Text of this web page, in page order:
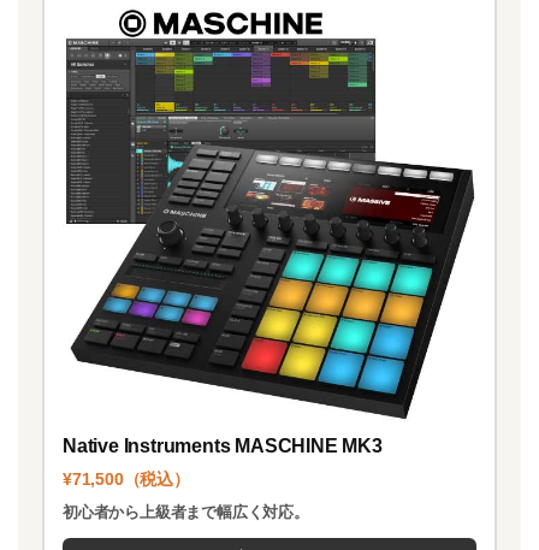
Native Instruments MASCHINE MK3
¥71,500（税込）
初心者から上級者まで幅広く対応。